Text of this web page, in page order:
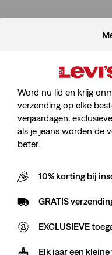
Word nu lid en krijg
verzending op elke
verjaardagen,
als je jeans worden de
beter.
10% korting bij
GRATIS
EXCLUSIEVE
Elk jaar een